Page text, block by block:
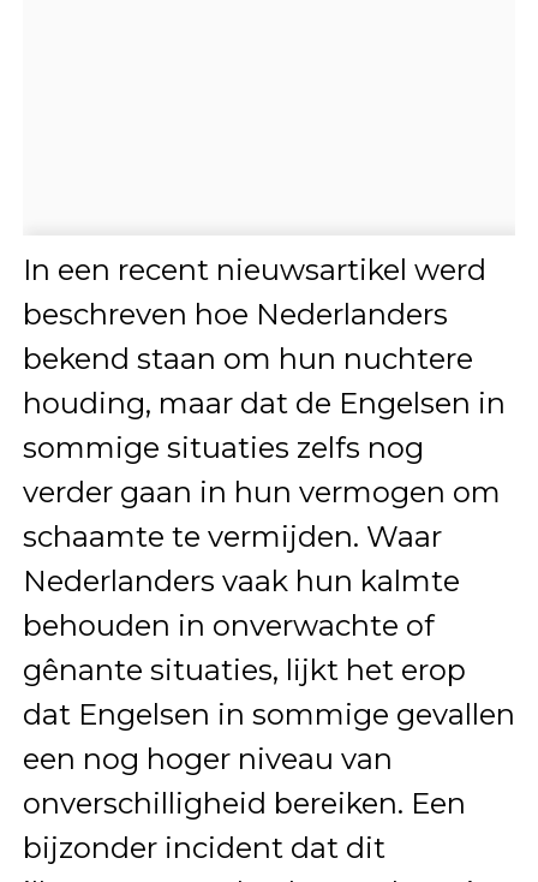
In een recent nieuwsartikel werd
beschreven hoe Nederlanders
bekend staan om hun nuchtere
houding, maar dat de Engelsen in
sommige situaties zelfs nog
verder gaan in hun vermogen om
schaamte te vermijden. Waar
Nederlanders vaak hun kalmte
behouden in onverwachte of
gênante situaties, lijkt het erop
dat Engelsen in sommige gevallen
een nog hoger niveau van
onverschilligheid bereiken. Een
bijzonder incident dat dit